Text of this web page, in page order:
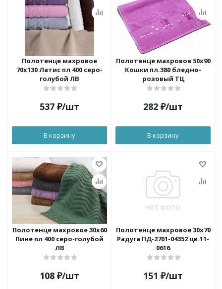
Полотенце махровое
70х130 Латис пл 400 серо-
голубой ЛВ
537 ₽/шт
В корзину
Полотенце махровое 50х90
Кошки пл.380 бледно-
розовый ТЦ
282 ₽/шт
В корзину
Полотенце махровое 30х60
Пине пл 400 серо-голубой
ЛВ
108 ₽/шт
Полотенце махровое 30х70
Радуга ПД-2701-04352 цв.11-
0616
151 ₽/шт